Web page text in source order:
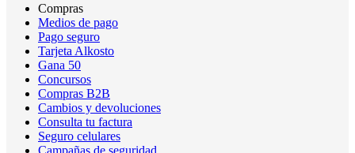
Compras
Medios de pago
Pago seguro
Tarjeta Alkosto
Gana 50
Concursos
Compras B2B
Cambios y devoluciones
Consulta tu factura
Seguro celulares
Campañas de seguridad